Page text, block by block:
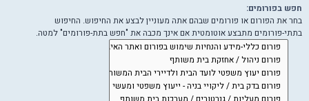
חפש בפורומים:
בחר את הפורום או פורומים שבהם אתה מעוניין לבצע את החיפוש. החיפוש
בתתי-פורומים מתבצע אוטומטית אם אינך מכבה את "חפש בתת-פורומים" למטה.